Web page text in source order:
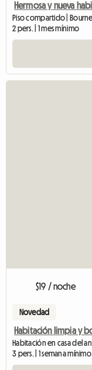
Hermosa y nueva
Piso compartido |
2 pers. | 1 mes mínimo
$19 / noche
Novedad
Habitación limpia y
Habitación en casa del
3 pers. | 1 semana mínimo